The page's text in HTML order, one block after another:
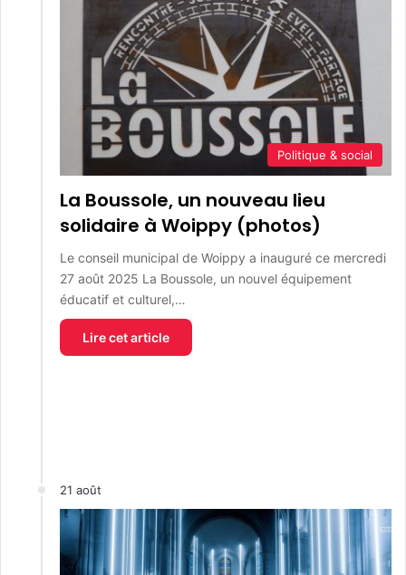
Politique & social
La Boussole, un nouveau lieu
solidaire à Woippy (photos)
Le conseil municipal de Woippy a inauguré ce mercredi
27 août 2025 La Boussole, un nouvel équipement
éducatif et culturel,…
Lire cet article
21 août